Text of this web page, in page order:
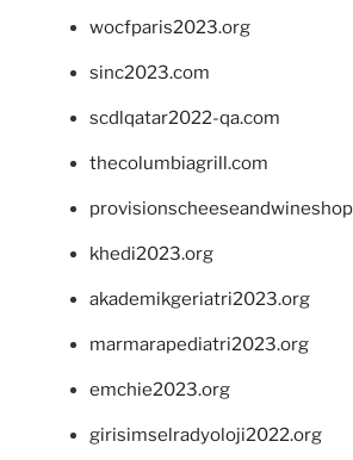
wocfparis2023.org
sinc2023.com
scdlqatar2022-qa.com
thecolumbiagrill.com
khedi2023.org
akademikgeriatri2023.org
marmarapediatri2023.org
emchie2023.org
girisimselradyoloji2022.org